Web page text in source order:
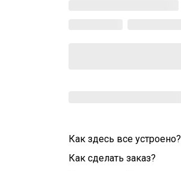
Как здесь все устроено?
Как сделать заказ?